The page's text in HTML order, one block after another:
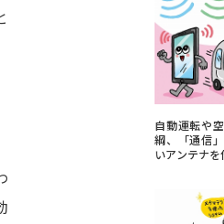
スなどを調べる
実施プログラムから探す
準備
自動運転や
綱、「通信
いアンテナを